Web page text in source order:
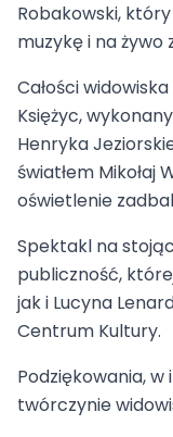
Robakowski,
muzykę i na żywo
Całości
Księżyc,
Henryka
światłem Mikołaj
oświetlenie
Spektakl na
publiczność,
jak i Lucyna
Centrum Kultury.
Podziękowania, w
twórczynie